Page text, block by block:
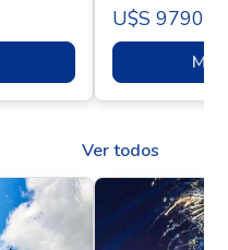
U$s 9790
Ver todos